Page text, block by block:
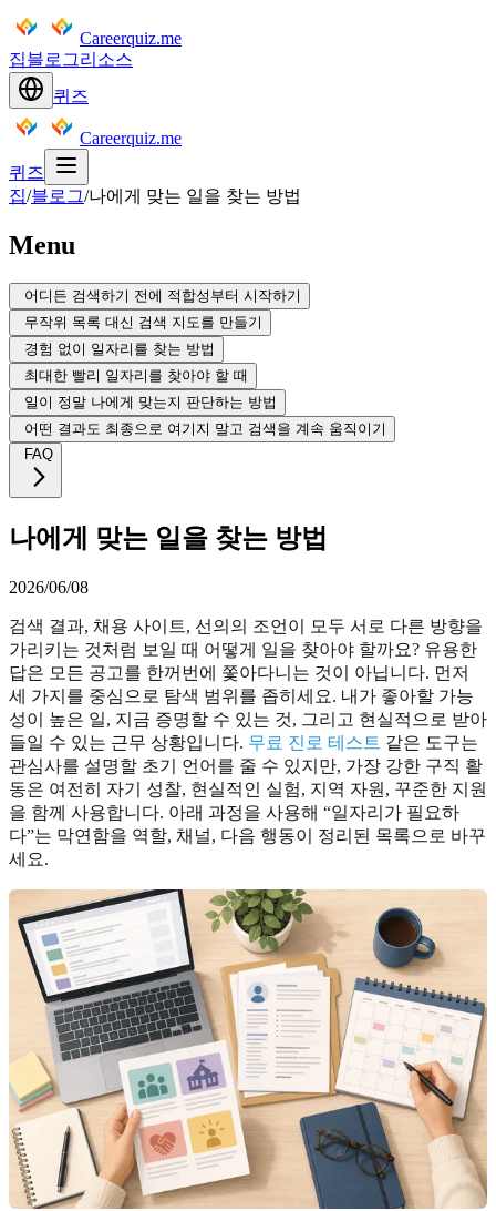
Careerquiz.me
집블로그리소스
퀴즈
Careerquiz.me
퀴즈
집/블로그/나에게 맞는 일을 찾는 방법
Menu
어디든 검색하기 전에 적합성부터 시작하기
무작위 목록 대신 검색 지도를 만들기
경험 없이 일자리를 찾는 방법
최대한 빨리 일자리를 찾아야 할 때
일이 정말 나에게 맞는지 판단하는 방법
어떤 결과도 최종으로 여기지 말고 검색을 계속 움직이기
FAQ
나에게 맞는 일을 찾는 방법
2026/06/08
검색 결과, 채용 사이트, 선의의 조언이 모두 서로 다른 방향을
가리키는 것처럼 보일 때 어떻게 일을 찾아야 할까요? 유용한
답은 모든 공고를 한꺼번에 쫓아다니는 것이 아닙니다. 먼저
세 가지를 중심으로 탐색 범위를 좁히세요. 내가 좋아할 가능
성이 높은 일, 지금 증명할 수 있는 것, 그리고 현실적으로 받아
들일 수 있는 근무 상황입니다. 무료 진로 테스트 같은 도구는
관심사를 설명할 초기 언어를 줄 수 있지만, 가장 강한 구직 활
동은 여전히 자기 성찰, 현실적인 실험, 지역 자원, 꾸준한 지원
을 함께 사용합니다. 아래 과정을 사용해 “일자리가 필요하
다”는 막연함을 역할, 채널, 다음 행동이 정리된 목록으로 바꾸
세요.